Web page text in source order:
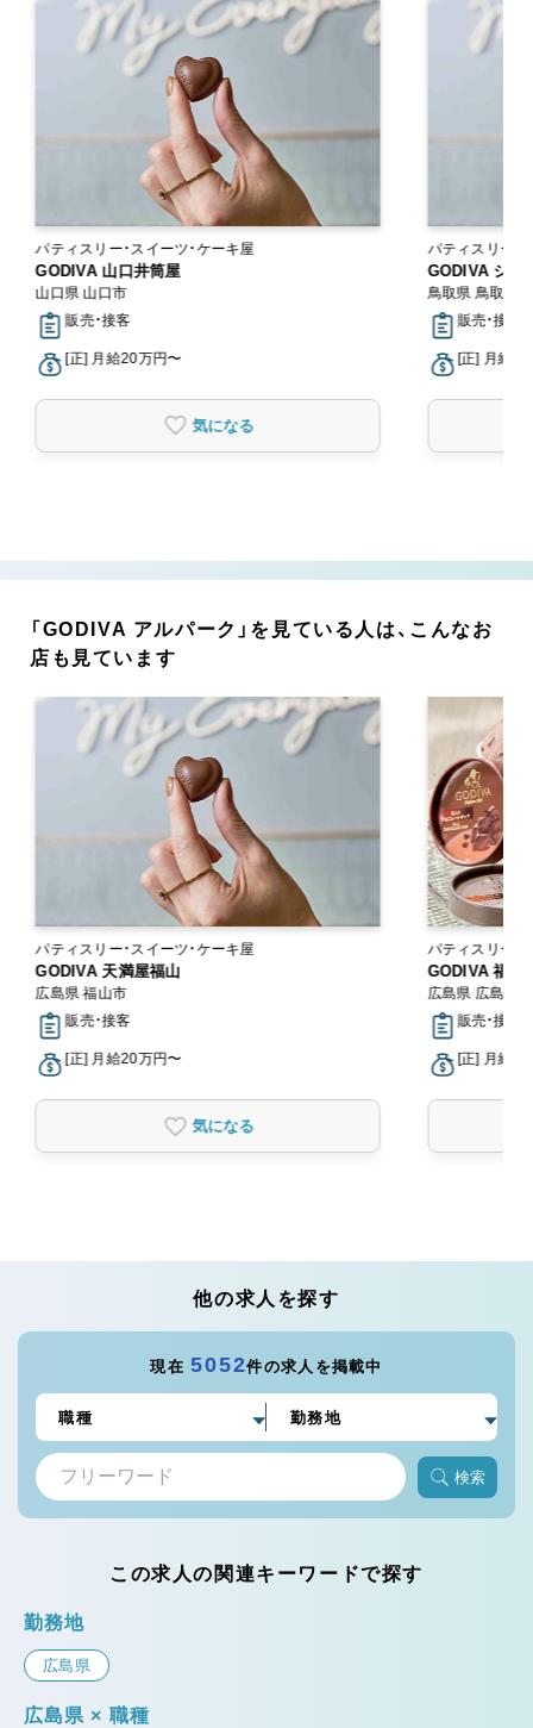
パティスリー・スイーツ・ケーキ屋
GODIVA シャミネ鳥取
鳥取県 鳥取市
販売・接客
[正] 月給20万円〜
気になる
パティスリー
GODIVA シ
島根県 松江市
販売・接
[正] 月給
「GODIVA アルパーク」を見ている人は、こんなお
店も見ています
パティスリー・スイーツ・ケーキ屋
GODIVA 福屋八丁堀本店
広島県 広島市中区
販売・接客
[正] 月給20万円〜
気になる
パティスリ
GODIVA
広島県 広
販売・
[正] 月
他の求人を探す
現在5052件の求人を掲載中
検索
この求人の関連キーワードで探す
勤務地
広島県
広島県 × 職種